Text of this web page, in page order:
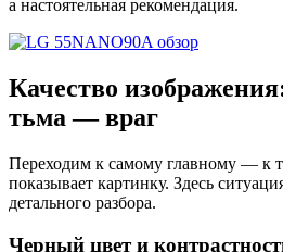
а настоятельная рекомендация.
Качество
тьма — враг
Переходим к самому главному — к
показывает картинку. Здесь
детального разбора.
Черный цвет и